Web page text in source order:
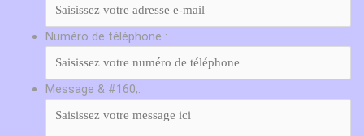
Numéro de téléphone :
Message & #160;: